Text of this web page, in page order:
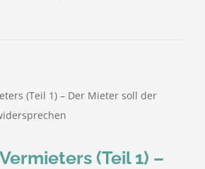
(Teil 1) –